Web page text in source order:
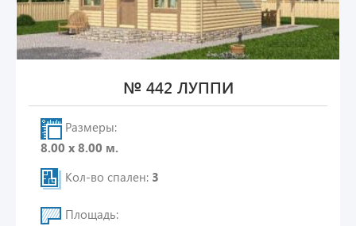
№ 442 ЛУППИ
Размеры:
8.00 х 8.00 м.
Кол-во спален: 3
Площадь: